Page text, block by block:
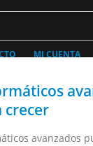
MI CUENTA
crecer
avanzados